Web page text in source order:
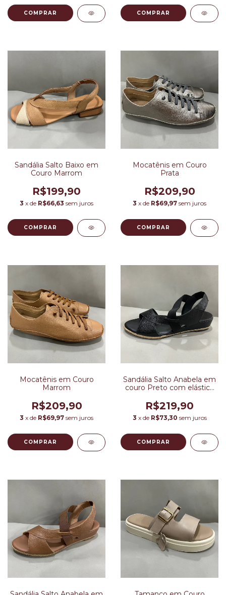
COMPRAR COMPRAR
Sandália Salto Baixo em
Couro Marrom
R$199,90
3 x de R$66,63 sem juros
COMPRAR
Mocatênis em Couro
Prata
R$209,90
3 x de R$69,97 sem juros
COMPRAR
Mocatênis em Couro
Marrom
R$209,90
3 x de R$69,97 sem juros
COMPRAR
Sandália Salto Anabela em
couro Preto com elástico
R$219,90
3 x de R$73,30 sem juros
COMPRAR